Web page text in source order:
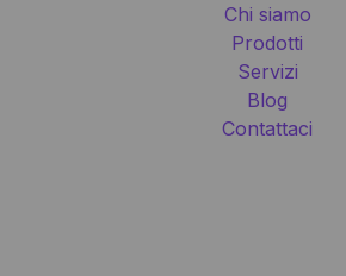
Chi siamo
Prodotti
Servizi
Blog
Contattaci